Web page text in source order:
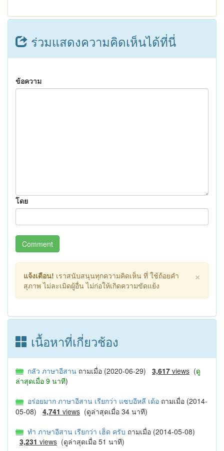
ร่วมแสดงความคิดเห็นได้ที่นี่
ข้อความ
โดย
Comment
×
แจ้งเตือน! เราสนับสนุนทุกความคิดเห็น ที่ ใช้ถ้อยคำ
สุภาพ ไม่ละเมิดผู้อื่น ไม่ก่อให้เกิดความขัดแย้ง
เนื้อหาที่เกี่ยวช้อง
กลัว ภาษาอีสาน ถามเมื่อ (2020-06-29) 3,617 views (ดู
ล่าสุดเมื่อ 9 นาที)
อร่อยมาก ภาษาอีสาน เรียกว่า แซบอีหลี เด้อ ถามเมื่อ (2014-
05-08) 4,741 views (ดูล่าสุดเมื่อ 34 นาที)
ทํา ภาษาอีสาน เรียกว่า เฮ็ด ครับ ถามเมื่อ (2014-05-08)
3,231 views (ดูล่าสุดเมื่อ 51 นาที)